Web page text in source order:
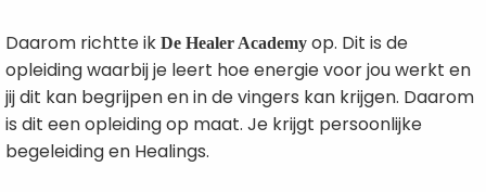
Daarom richtte ik De Healer Academy op. Dit is de
opleiding waarbij je leert hoe energie voor jou werkt en
jij dit kan begrijpen en in de vingers kan krijgen. Daarom
is dit een opleiding op maat. Je krijgt persoonlijke
begeleiding en Healings.